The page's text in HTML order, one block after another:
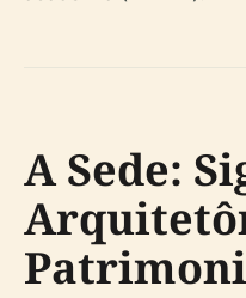
A Sede: